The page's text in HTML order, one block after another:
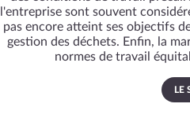
l'entreprise sont souvent
pas encore atteint ses objectifs
gestion des déchets. Enfin, la
normes de travail
LE